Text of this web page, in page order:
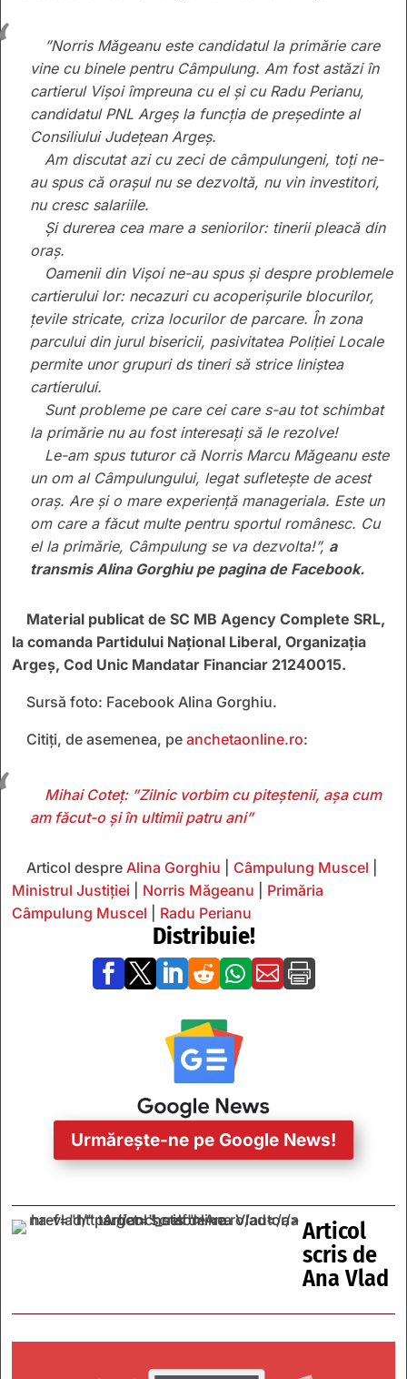
”Norris Măgeanu este candidatul la primărie care
vine cu binele pentru Câmpulung. Am fost astăzi în
cartierul Vișoi împreuna cu el și cu Radu Perianu,
candidatul PNL Argeș la funcția de președinte al
Consiliului Județean Argeș.
Am discutat azi cu zeci de câmpulungeni, toți ne-
au spus că orașul nu se dezvoltă, nu vin investitori,
nu cresc salariile.
Și durerea cea mare a seniorilor: tinerii pleacă din
oraș.
Oamenii din Vișoi ne-au spus și despre problemele
cartierului lor: necazuri cu acoperișurile blocurilor,
țevile stricate, criza locurilor de parcare. În zona
parcului din jurul bisericii, pasivitatea Poliției Locale
permite unor grupuri ds tineri să strice liniștea
cartierului.
Sunt probleme pe care cei care s-au tot schimbat
la primărie nu au fost interesați să le rezolve!
Le-am spus tuturor că Norris Marcu Măgeanu este
un om al Câmpulungului, legat sufletește de acest
oraș. Are și o mare experiență manageriala. Este un
om care a făcut multe pentru sportul românesc. Cu
el la primărie, Câmpulung se va dezvolta!”, a
transmis Alina Gorghiu pe pagina de Facebook.
Material publicat de SC MB Agency Complete SRL,
la comanda Partidului Național Liberal, Organizația
Argeș, Cod Unic Mandatar Financiar 21240015.
Sursă foto: Facebook Alina Gorghiu.
Citiți, de asemenea, pe anchetaonline.ro:
Mihai Coteț: ”Zilnic vorbim cu piteștenii, așa cum
am făcut-o și în ultimii patru ani”
Articol despre Alina Gorghiu Câmpulung Muscel
Ministrul Justiției
Norris Măgeanu
Primăria
Câmpulung Muscel
Radu Perianu
Distribuie!
      
Urmărește-ne pe Google News!
Articol
scris de
Ana Vlad